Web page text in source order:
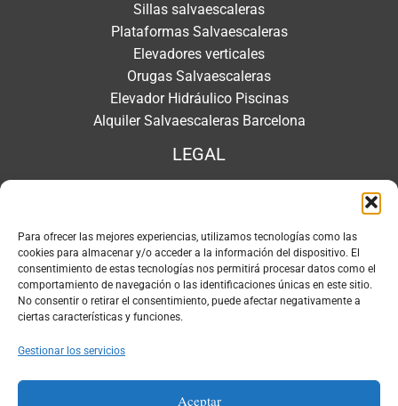
Para ofrecer las mejores experiencias, utilizamos tecnologías como las
cookies para almacenar y/o acceder a la información del dispositivo. El
consentimiento de estas tecnologías nos permitirá procesar datos como el
comportamiento de navegación o las identificaciones únicas en este sitio.
No consentir o retirar el consentimiento, puede afectar negativamente a
ciertas características y funciones.
Gestionar los servicios
Aceptar
Sillas salvaescaleras
Plataformas Salvaescaleras
Elevadores verticales
Orugas Salvaescaleras
Elevador Hidráulico Piscinas
Alquiler Salvaescaleras Barcelona
LEGAL
Política redes sociales
Política de cookies
CONTACTO
08227 Terrassa (Barcelona)